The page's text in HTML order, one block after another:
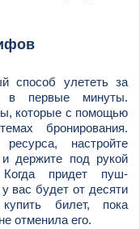
способ улететь за
в первые минуты.
которые с помощью
бронирования.
настройте
держите под рукой
Когда придет пуш-
вас будет от десяти
билет, пока
отменила его.